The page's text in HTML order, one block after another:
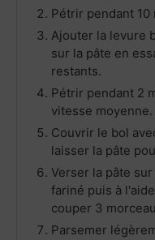
Pétrir pendant 10
Ajouter la levure
sur la pâte en
restants.
Pétrir pendant 2
vitesse moyenne.
Couvrir le bol
laisser la pâte
Verser la pâte
fariné puis à
couper 3
Parsemer